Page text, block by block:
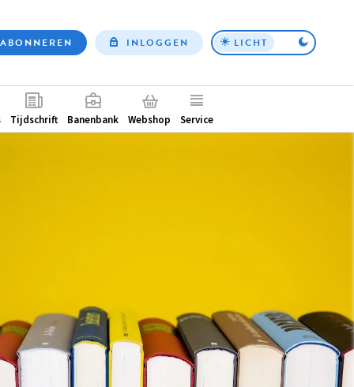
Top
ABONNEREN INLOGGEN LICHT
Tijdschrift Banenbank Webshop Service